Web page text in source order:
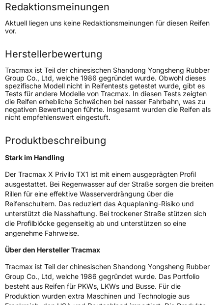
Höchstgeschwindigkeit
240 km/h
Lastindex102
Höchstlast850 kg
Generelle Merkmale
FahrzeugtypPKW
VerwendungSommerreifen
ModellnameX Privilo TX1
Fahrzeugart
PKW & SUV
Weitere Eigenschaften
Schlauchtyp TL
ZustandNeureifen
VerstärktXL
EffizienzC
Redaktionsmeinungen
Aktuell liegen uns keine Redaktionsmeinungen für diesen Reifen
vor.
Herstellerbewertung
Tracmax ist Teil der chinesischen Shandong Yongsheng Rubber
Group Co., Ltd, welche 1986 gegründet wurde. Obwohl dieses
spezifische Modell nicht in Reifentests getestet wurde, gibt es
Tests für andere Modelle von Tracmax. In diesen Tests zeigten
die Reifen erhebliche Schwächen bei nasser Fahrbahn, was zu
negativen Bewertungen führte. Insgesamt wurden die Reifen als
nicht empfehlenswert eingestuft.
Produktbeschreibung
Stark im Handling
Der Tracmax X Privilo TX1 ist mit einem ausgeprägten Profil
ausgestattet. Bei Regenwasser auf der Straße sorgen die breiten
Rillen für eine effektive Wasserverdrängung über die
Reifenschultern. Das reduziert das Aquaplaning-Risiko und
unterstützt die Nasshaftung. Bei trockener Straße stützen sich
die Profilblöcke gegenseitig ab und unterstützen so eine
angenehme Fahrweise.
Über den Hersteller Tracmax
Tracmax ist Teil der chinesischen Shandong Yongsheng Rubber
Group Co., Ltd, welche 1986 gegründet wurde. Das Portfolio
besteht aus Reifen für PKWs, LKWs und Busse. Für die
Produktion wurden extra Maschinen und Technologie aus